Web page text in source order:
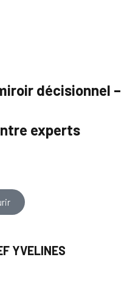
décisionnel –
experts
YVELINES